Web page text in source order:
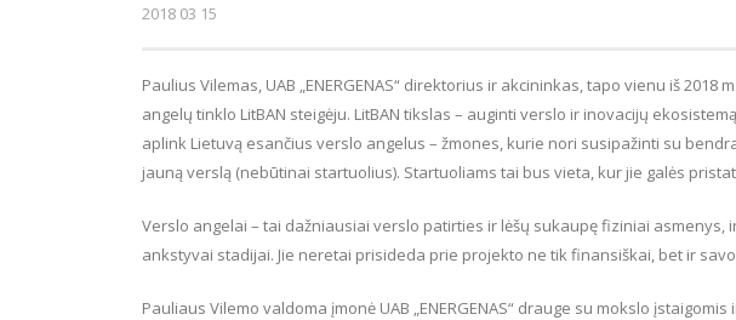
2018 03 15
Paulius Vilemas, UAB „ENERGENAS“ direktorius ir akcininkas, tapo vienu iš 2018
angelų tinklo LitBAN steigėju. LitBAN tikslas – auginti verslo ir inovacijų
aplink Lietuvą esančius verslo angelus – žmones, kurie nori susipažinti su
jauną verslą (nebūtinai startuolius). Startuoliams tai bus vieta, kur jie galės
Verslo angelai – tai dažniausiai verslo patirties ir lėšų sukaupę fiziniai
ankstyvai stadijai. Jie neretai prisideda prie projekto ne tik finansiškai, bet ir
Pauliaus Vilemo valdoma įmonė UAB „ENERGENAS“ drauge su mokslo